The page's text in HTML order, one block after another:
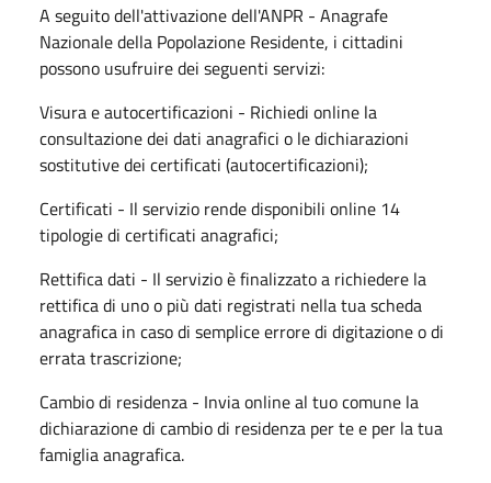
A seguito dell'attivazione dell'ANPR - Anagrafe
Nazionale della Popolazione Residente, i cittadini
possono usufruire dei seguenti servizi:
Visura e autocertificazioni - Richiedi online la
consultazione dei dati anagrafici o le dichiarazioni
sostitutive dei certificati (autocertificazioni);
Certificati - Il servizio rende disponibili online 14
tipologie di certificati anagrafici;
Rettifica dati - Il servizio è finalizzato a richiedere la
rettifica di uno o più dati registrati nella tua scheda
anagrafica in caso di semplice errore di digitazione o di
errata trascrizione;
Cambio di residenza - Invia online al tuo comune la
dichiarazione di cambio di residenza per te e per la tua
famiglia anagrafica.